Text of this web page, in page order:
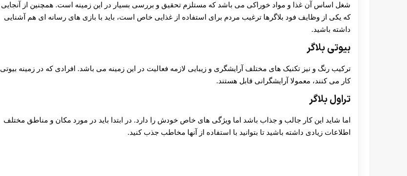
شغل اساس آن غذا و مواد خوراکی می باشد که مستلزم تحقیق و بررسی بسیار در این زمینه است. همچنین از آنجایی
که یکی از وظایف فود بلاگرها ترغیب مردم برای استفاده از غذایی خاص است، باید با بازی های رسانه ای هم آشنایی
داشته باشید.
بیوتی بلاگر
ترکیب رنگ و نیز تکنیک های مختلف آرایشگری و زیبایی لازمه فعالیت در این زمینه می باشد. افرادی که در زمینه بیوتی
کار می کنند، معمولا آرایشگرانی قابل هستند.
تراول بلاگر
اما شاید این کار جالب و جذاب باشد اما ویژگی های خاص خودش را دارد. در ابتدا باید در مورد مکان و مناطق مختلف
اطلاعات زیادی داشته باشید تا بتوانید با استفاده از آنها مخاطب جذب کنید.